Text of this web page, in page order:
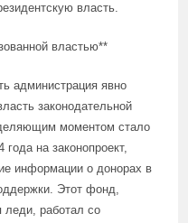
власть.
властью**
администрация явно
законодательной
моментом стало
года на законопроект,
информации о донорах в
Этот фонд,
леди, работал со